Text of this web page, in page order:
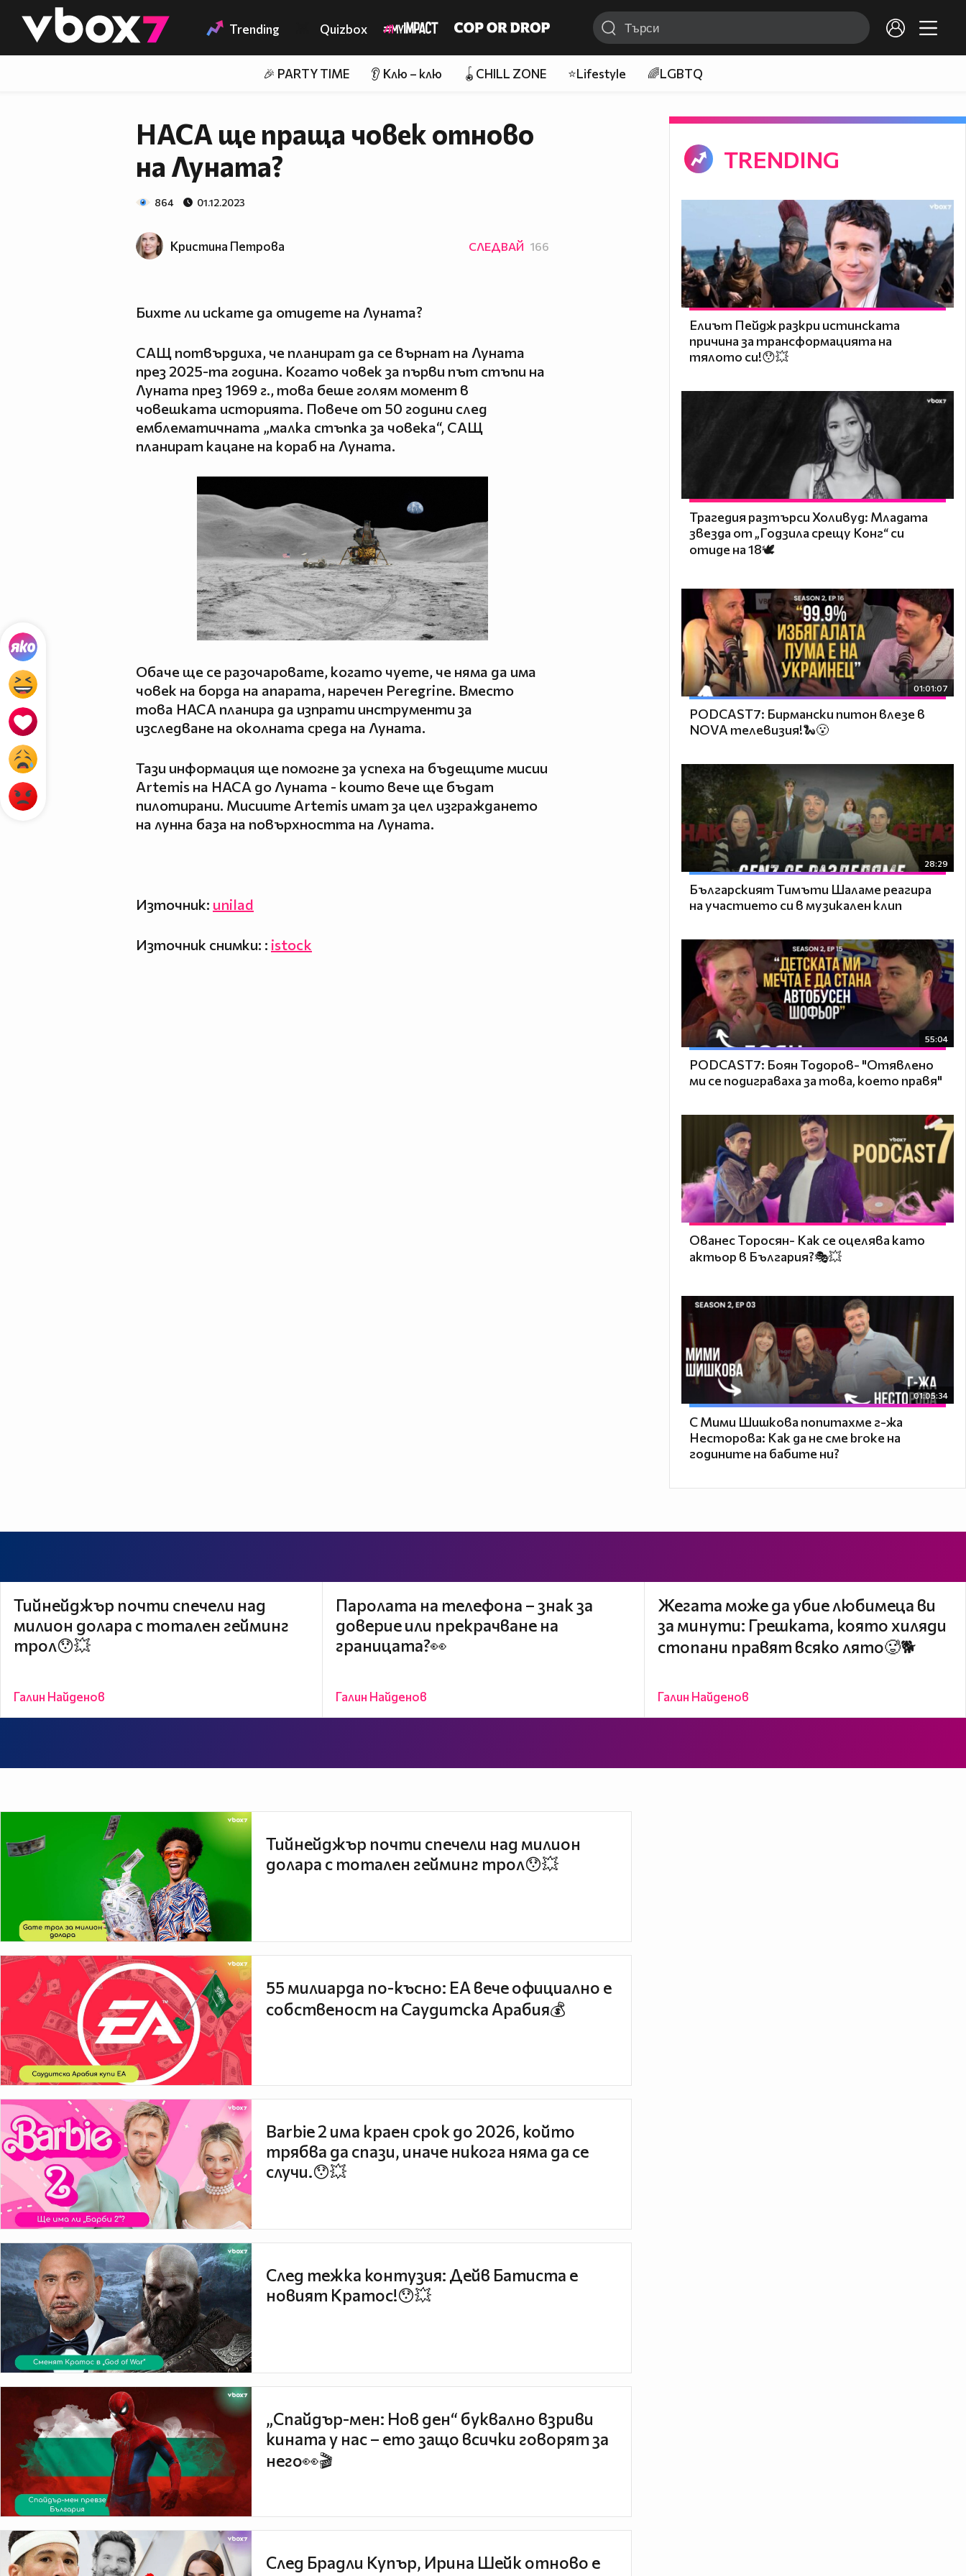
👾 Trending Quizbox
🎉 PARTY TIME 👂 Клю – клю 🪀CHILL ZONE ⭐Lifestyle 🌈LGBTQ
НАСА ще праща човек отново
на Луната?
864 01.12.2023
Кристина Петрова СЛЕДВАЙ 166
Бихте ли искате да отидете на Луната?
САЩ потвърдиха, че планират да се върнат на Луната
през 2025-та година. Когато човек за първи път стъпи на
Луната през 1969 г., това беше голям момент в
човешката историята. Повече от 50 години след
емблематичната „малка стъпка за човека“, САЩ
планират кацане на кораб на Луната.
Обаче ще се разочаровате, когато чуете, че няма да има
човек на борда на апарата, наречен Peregrine. Вместо
това НАСА планира да изпрати инструменти за
изследване на околната среда на Луната.
Тази информация ще помогне за успеха на бъдещите мисии
Artemis на НАСА до Луната - които вече ще бъдат
пилотирани. Мисиите Artemis имат за цел изграждането
на лунна база на повърхността на Луната.
Източник: unilad
Източник снимки: : istock
Тийнейджър почти спечели над
милион долара с тотален гейминг
трол😯💥
Галин Найденов
Паролата на телефона – знак за
доверие или прекрачване на
границата?👀
Галин Найденов
Жегата може да убие любимеца ви
за минути: Грешката, която хиляди
стопани правят всяко лято🥵🐕
Галин Найденов
TRENDING
Елиът Пейдж разкри истинската
причина за трансформацията на
тялото си!😯💥
Трагедия разтърси Холивуд: Младата
звезда от „Годзила срещу Конг“ си
отиде на 18🕊️
01:01:07
PODCAST7: Бирмански питон влезе в
NOVA телевизия!🐍😮
28:29
Българският Тимъти Шаламе реагира
на участието си в музикален клип
55:04
PODCAST7: ‪Боян Тодоров- "Отявлено
ми се подиграваха за това, което правя"
Ованес Торосян- Как се оцелява като
актьор в България?🎭💥
01:05:34
С Мими Шишкова попитахме г-жа
Несторова: Как да не сме broke на
годините на бабите ни?
Тийнейджър почти спечели над милион
долара с тотален гейминг трол😯💥
55 милиарда по-късно: EA вече официално е
собственост на Саудитска Арабия💰
Barbie 2 има краен срок до 2026, който
трябва да спази, иначе никога няма да се
случи.😯💥
След тежка контузия: Дейв Батиста е
новият Кратос!😯💥
„Спайдър-мен: Нов ден“ буквално взриви
кината у нас – ето защо всички говорят за
него👀🎬
След Брадли Купър, Ирина Шейк отново е